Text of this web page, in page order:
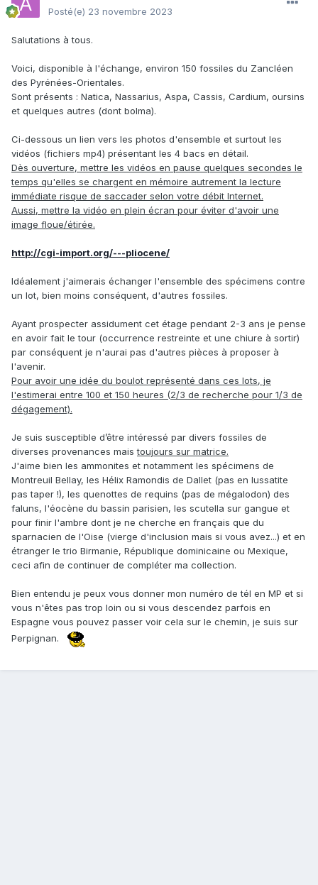
Posté(e) 23 novembre 2023
Salutations à tous.
Voici, disponible à l'échange, environ 150 fossiles du Zancléen
des Pyrénées-Orientales.
Sont présents : Natica, Nassarius, Aspa, Cassis, Cardium, oursins
et quelques autres (dont bolma).
Ci-dessous un lien vers les photos d'ensemble et surtout les
vidéos (fichiers mp4) présentant les 4 bacs en détail.
Dès ouverture, mettre les vidéos en pause quelques secondes le
temps qu'elles se chargent en mémoire autrement la lecture
immédiate risque de saccader selon votre débit Internet.
Aussi, mettre la vidéo en plein écran pour éviter d'avoir une
image floue/étirée.
http://cgi-import.org/---pliocene/
Idéalement j'aimerais échanger l'ensemble des spécimens contre
un lot, bien moins conséquent, d'autres fossiles.
Ayant prospecter assidument cet étage pendant 2-3 ans je pense
en avoir fait le tour (occurrence restreinte et une chiure à sortir)
par conséquent je n'aurai pas d'autres pièces à proposer à
l'avenir.
Pour avoir une idée du boulot représenté dans ces lots, je
l'estimerai entre 100 et 150 heures (2/3 de recherche pour 1/3 de
dégagement).
Je suis susceptible d’être intéressé par divers fossiles de
diverses provenances maistoujours sur matrice.
J'aime bien les ammonites et notamment les spécimens de
Montreuil Bellay, les Hélix Ramondis de Dallet (pas en lussatite
pas taper !), les quenottes de requins (pas de mégalodon) des
faluns, l'éocène du bassin parisien, les scutella sur gangue et
pour finir l'ambre dont je ne cherche en français que du
sparnacien de l'Oise (vierge d'inclusion mais si vous avez...) et en
étranger le trio Birmanie, République dominicaine ou Mexique,
ceci afin de continuer de compléter ma collection.
Bien entendu je peux vous donner mon numéro de tél en MP et si
vous n'êtes pas trop loin ou si vous descendez parfois en
Espagne vous pouvez passer voir cela sur le chemin, je suis sur
Perpignan.